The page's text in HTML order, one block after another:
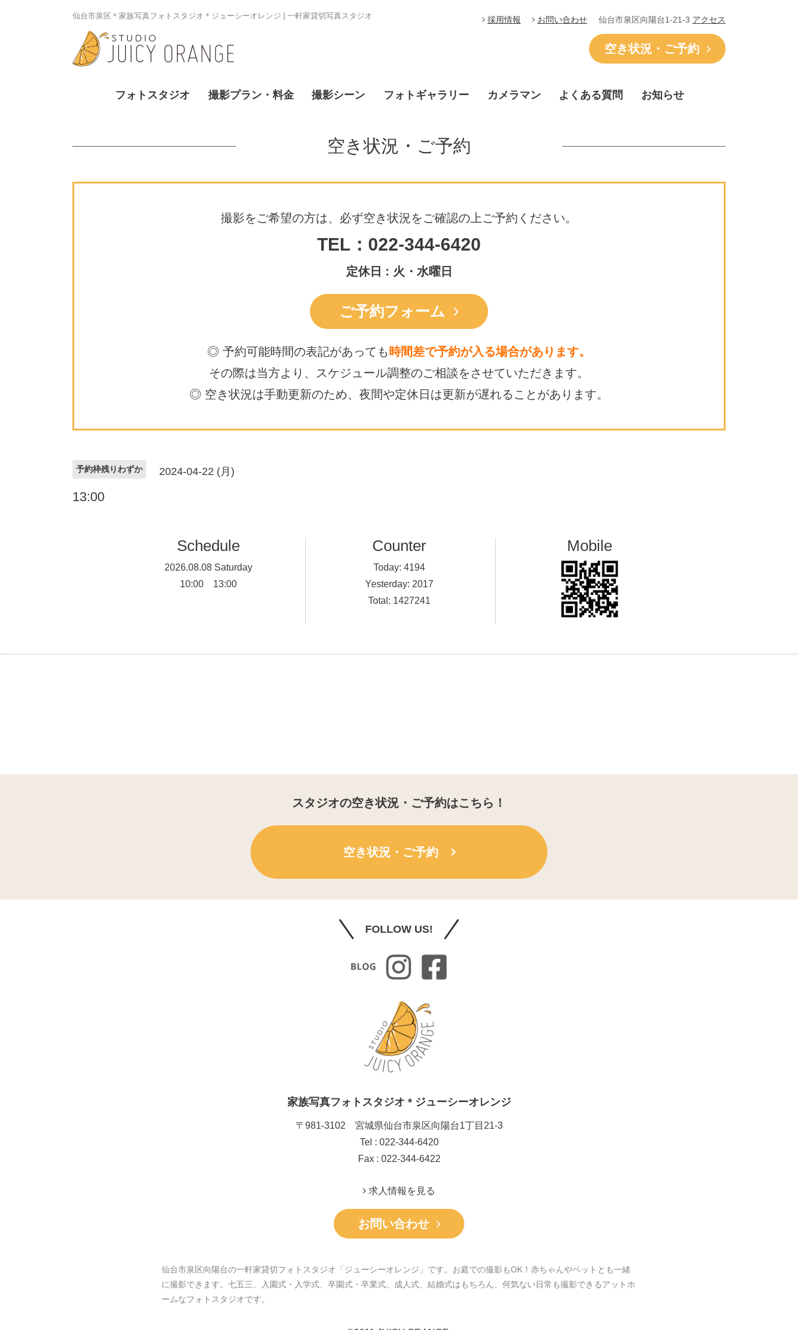
仙台市泉区＊家族写真フォトスタジオ＊ジューシーオレンジ | 一軒家貸切写真スタジオ 採用情報 お問い合わせ 仙台市泉区向陽台1-21-3 アクセス
空き状況・ご予約
フォトスタジオ 撮影プラン・料金 撮影シーン フォトギャラリー カメラマン よくある質問 お知らせ
空き状況・ご予約
撮影をご希望の方は、必ず空き状況をご確認の上ご予約ください。
TEL：022-344-6420
定休日 : 火・水曜日
ご予約フォーム
◎ 予約可能時間の表記があっても 時間差で予約が入る場合があります。
その際は当方より、スケジュール調整のご相談をさせていただきます。
◎ 空き状況は手動更新のため、 夜間や定休日は更新が遅れることがあります。
予約枠残りわずか 2024-04-22 (月)
13:00
Schedule
2026.08.08 Saturday
10:00 13:00
Counter
Today: 4194
Yesterday: 2017
Total: 1427241
Mobile
スタジオの空き状況・ご予約はこちら！
空き状況・ご予約
FOLLOW US!
家族写真フォトスタジオ * ジューシーオレンジ
〒981-3102 宮城県仙台市泉区向陽台1丁目21-3
Tel : 022-344-6420
Fax : 022-344-6422
求人情報を見る
お問い合わせ
仙台市泉区向陽台の一軒家貸切フォトスタジオ「ジューシーオレンジ」です。お庭での撮影もOK！赤ちゃんやペットとも一緒
に撮影できます。七五三、入園式・入学式、卒園式・卒業式、成人式、結婚式はもちろん、何気ない日常も撮影できるアットホ
ームなフォトスタジオです。